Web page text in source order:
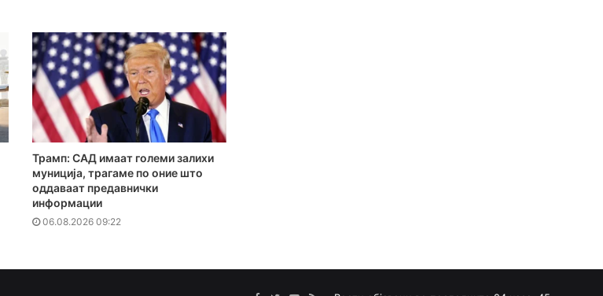
Трамп: САД имаат големи залихи
муниција, трагаме по оние што
оддаваат предавнички
информации
06.08.2026 09:22